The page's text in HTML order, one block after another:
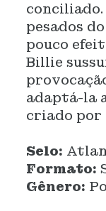
conciliado.
pesados
pouco
Billie
adaptá-la
criado por
Selo:
Formato:
Gênero: